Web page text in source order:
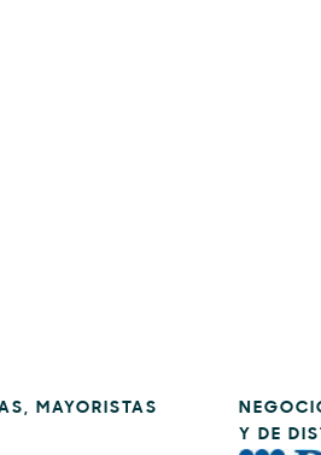
MAYORISTAS
Y DE